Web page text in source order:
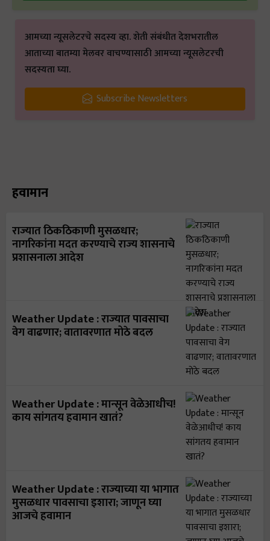
आमच्या न्यूसलेटरचे सदस्य व्हा. शेती संबंधीत देशभरातील
आताच्या बातम्या मेलवर वाचण्यासाठी आमच्या न्यूसलेटरची
सदस्यता घ्या.
Subscribe Newsletters
हवामान
राज्यात ठिकठिकाणी मुसळधार;
नागरिकांना मदत करण्याचे राज्य शासनाचे
प्रशासनाला आदेश
Weather Update : राज्यात पावसाचा
वेग वाढणार; वातावरणात मोठे बदल
Weather Update : मान्सून वेळेआधीच!
काय सांगतय हवामान खातं?
Weather Update : राज्याच्या या भागात
मुसळधार पावसाचा इशारा; जाणून घ्या
आजचे हवामान